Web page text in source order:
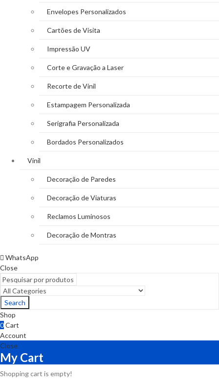
Envelopes Personalizados
Cartões de Visita
Impressão UV
Corte e Gravação a Laser
Recorte de Vinil
Estampagem Personalizada
Serigrafia Personalizada
Bordados Personalizados
Vinil
Decoração de Paredes
Decoração de Viaturas
Reclamos Luminosos
Decoração de Montras
WhatsApp
Close
Search
Shop
0Cart
Account
Close
My Cart
Shopping cart is empty!